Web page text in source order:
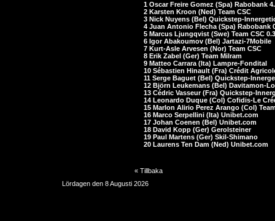
1 Oscar Freire Gomez (Spa) Rabobank
2 Karsten Kroon (Ned) Team CSC
3 Nick Nuyens (Bel) Quickstep-
4 Juan Antonio Flecha (Spa) Rabobank
5 Marcus Ljungqvist (Swe) Team CSC
6 Igor Abakoumov (Bel) Jartazi-7Mobile
7 Kurt-Asle Arvesen (Nor) Team CSC
8 Erik Zabel (Ger) Team Milram
9 Matteo Carrara (Ita) Lampre-Fondital
10 Sébastien Hinault (Fra) Crédit
11 Serge Baguet (Bel) Quickstep-
12 Björn Leukemans (Bel) Davitamon-
13 Cédric Vasseur (Fra) Quickstep-
14 Leonardo Duque (Col) Cofidis-Le
15 Marlon Alirio Perez Arango (Col)
16 Marco Serpellini (Ita) Unibet.com
17 Johan Coenen (Bel) Unibet.com
18 David Kopp (Ger) Gerolsteiner
19 Paul Martens (Ger) Skil-Shimano
20 Laurens Ten Dam (Ned) Unibet.com
« Tillbaka
Lördagen den 8 Augusti 2026